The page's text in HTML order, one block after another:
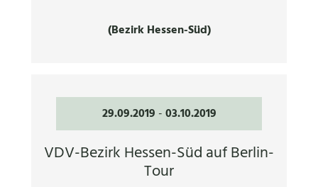
(Bezirk Hessen-Süd)
29.09.2019 -03.10.2019
VDV-Bezirk Hessen-Süd auf Berlin-
Tour